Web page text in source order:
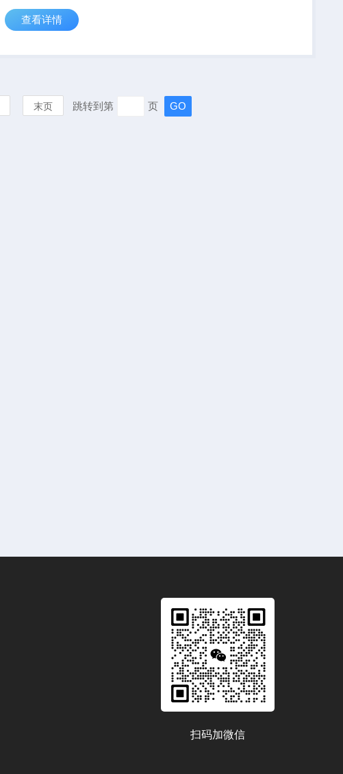
实现一到多支色谱柱的连续
等维护工作，释放多台
查看详情
末页 跳转到第 页
扫码加微信